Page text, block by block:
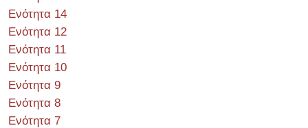
Ενότητα 14
Ενότητα 12
Ενότητα 11
Ενότητα 10
Ενότητα 9
Ενότητα 8
Ενότητα 7